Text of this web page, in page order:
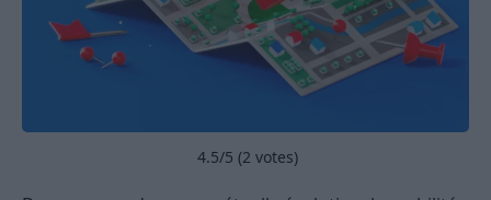
4.5/5 (2 votes)